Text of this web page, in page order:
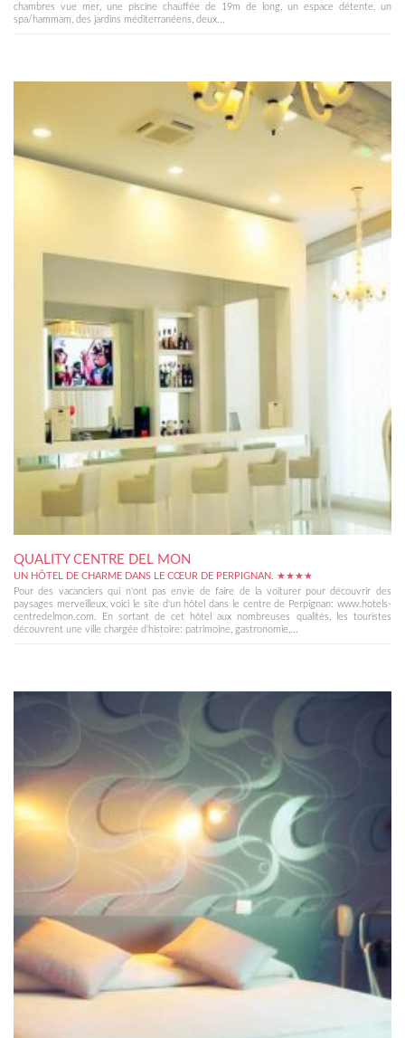
chambres vue mer, une piscine chauffée de 19m de long, un espace détente, un
spa/hammam, des jardins méditerranéens, deux...
QUALITY CENTRE DEL MON
UN HÔTEL DE CHARME DANS LE CŒUR DE PERPIGNAN. ★★★★
Pour des vacanciers qui n'ont pas envie de faire de la voiturer pour découvrir des
paysages merveilleux, voici le site d'un hôtel dans le centre de Perpignan: www.hotels-
centredelmon.com. En sortant de cet hôtel aux nombreuses qualités, les touristes
découvrent une ville chargée d'histoire: patrimoine, gastronomie,...